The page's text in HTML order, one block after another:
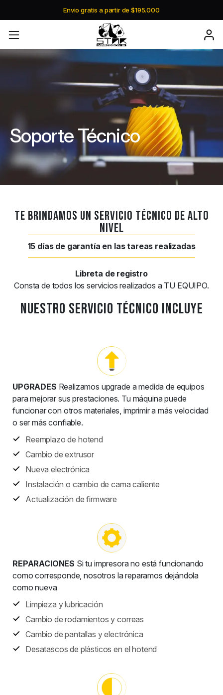
Envio gratis a partir de $195.000
Soporte Técnico
Te brindamos un servicio técnico de alto
nivel
15 días de garantía en las tareas realizadas
Libreta de registro
Consta de todos los servicios realizados a TU EQUIPO.
Nuestro Servicio Técnico incluye
UPGRADES Realizamos upgrade a medida de equipos
para mejorar sus prestaciones. Tu máquina puede
funcionar con otros materiales, imprimir a más velocidad
o ser más confiable.
Reemplazo de hotend
Cambio de extrusor
Nueva electrónica
Instalación o cambio de cama caliente
Actualización de firmware
REPARACIONES Si tu impresora no está funcionando
como corresponde, nosotros la reparamos dejándola
como nueva
Limpieza y lubricación
Cambio de rodamientos y correas
Cambio de pantallas y electrónica
Desatascos de plásticos en el hotend